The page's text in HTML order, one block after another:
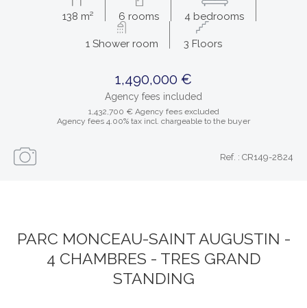
138 m² 6 rooms 4 bedrooms
1 Shower room 3 Floors
1,490,000 €
Agency fees included
1,432,700 € Agency fees excluded
Agency fees 4.00% tax incl. chargeable to the buyer
Ref. : CR149-2824
PARC MONCEAU-SAINT AUGUSTIN -
4 CHAMBRES - TRES GRAND
STANDING